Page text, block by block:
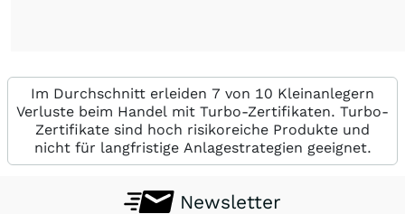
Im Durchschnitt erleiden 7 von 10 Kleinanlegern
Verluste beim Handel mit Turbo-Zertifikaten. Turbo-
Zertifikate sind hoch risikoreiche Produkte und
nicht für langfristige Anlagestrategien geeignet.
Newsletter